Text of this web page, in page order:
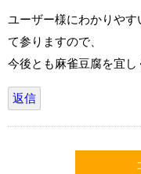
ユーザー様にわかりや
て参りますので、
今後とも麻雀豆腐を宜し
返信